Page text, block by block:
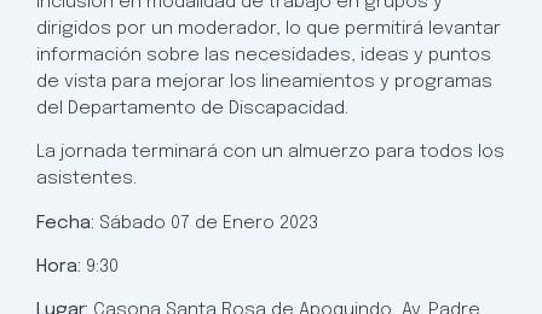
dirigidos por un moderador, lo que permitirá levantar
información sobre las necesidades, ideas y puntos
de vista para mejorar los lineamientos y programas
del Departamento de Discapacidad.
La jornada terminará con un almuerzo para todos los
asistentes.
Fecha: Sábado 07 de Enero 2023
Hora: 9:30